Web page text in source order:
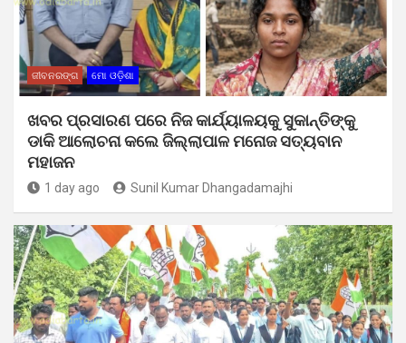
ଜୀବନରଙ୍ଗ ମୋ ଓଡ଼ିଶା
ଖବର ପ୍ରସାରଣ ପରେ ନିଜ କାର୍ଯ୍ୟାଳୟକୁ ସୁକାନ୍ତିଙ୍କୁ
ଡାକି ଆଲୋଚନା କଲେ ଜିଲ୍ଲାପାଳ ମନୋଜ ସତ୍ୟବାନ
ମହାଜନ
1 day ago Sunil Kumar Dhangadamajhi